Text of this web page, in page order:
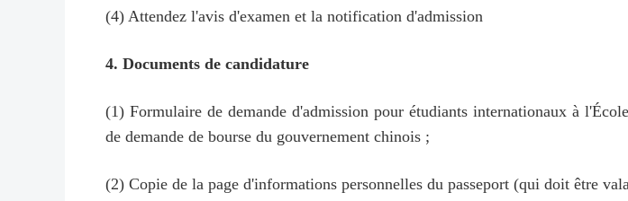
(4) Attendez l'avis d'examen et la notification d'admission
4. Documents de candidature
(1) Formulaire de demande d'admission pour étudiants internationaux à
de demande de bourse du gouvernement chinois ;
(2) Copie de la page d'informations personnelles du passeport (qui doit être